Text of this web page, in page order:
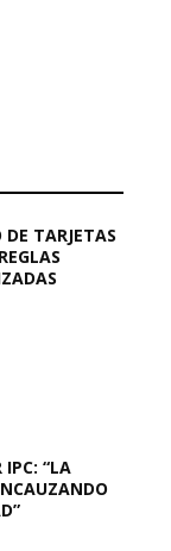
TARJETAS
IPC: “LA